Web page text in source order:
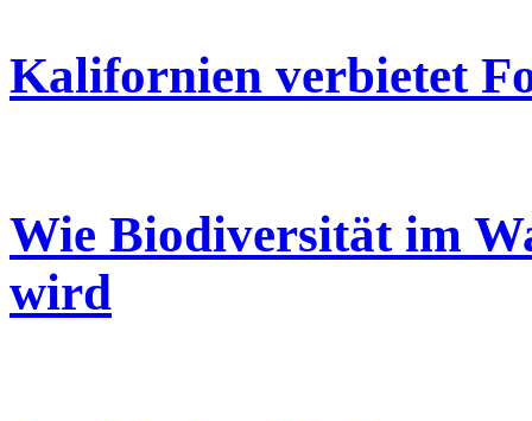
Kalifornien verbietet
Wie Biodiversität im
wird